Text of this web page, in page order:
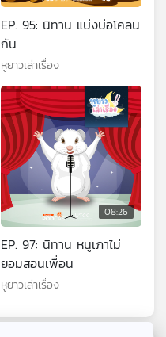
EP. 95: นิทาน แบ่งบ่อโคลน
กัน
หูยาวเล่าเรื่อง
08:26
EP. 97: นิทาน หนูเภาไม่
ยอมสอนเพื่อน
หูยาวเล่าเรื่อง